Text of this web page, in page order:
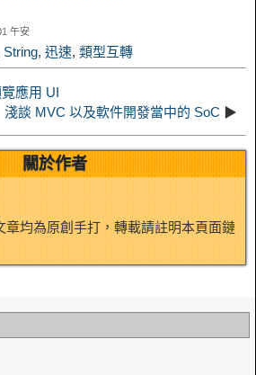
午安
String, 迅速, 類型互轉
應用 UI
淺談 MVC 以及軟件開發當中的 SoC ▶
關於作者
章均為原創手打，轉載請註明本頁面鏈